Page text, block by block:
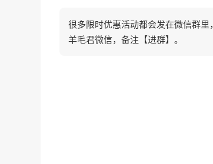
很多限时优惠活动都会发在微信群
羊毛君微信，备注【进群】。